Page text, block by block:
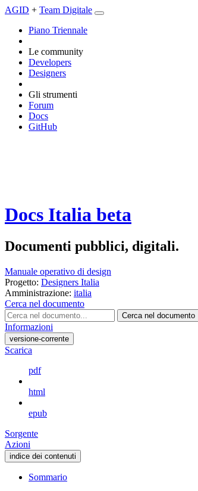
AGID + Team Digitale
Piano Triennale
Le community
Developers
Designers
Gli strumenti
Forum
Docs
GitHub
Docs Italia beta
Documenti pubblici, digitali.
Manuale operativo di design
Progetto: Designers Italia
Amministrazione: italia
Cerca nel documento
Cerca nel documento
Informazioni
versione-corrente
Scarica
pdf
html
epub
Sorgente
Azioni
indice dei contenuti
Sommario